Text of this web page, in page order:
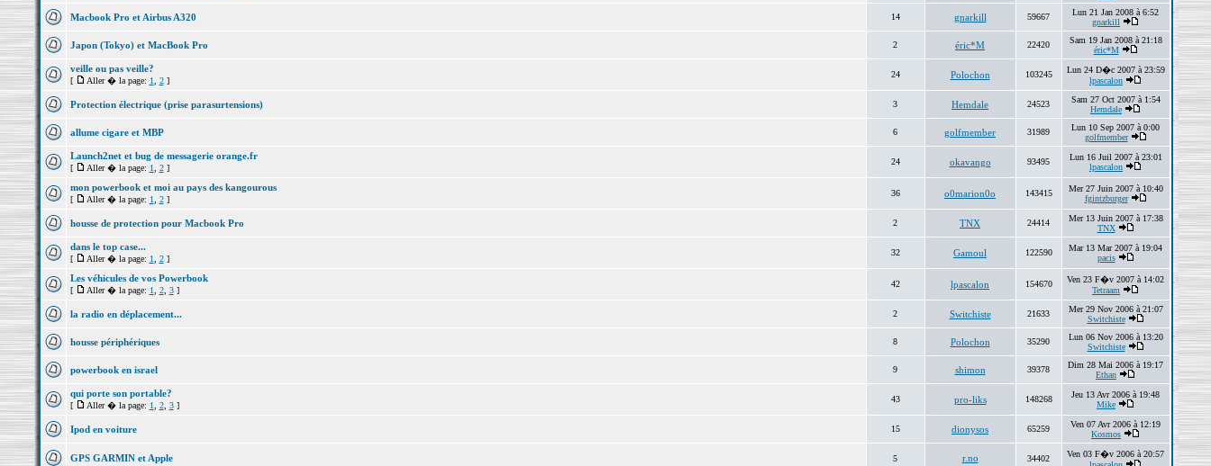
Macbook Pro et Airbus A320 14 gnarkill 59667
Lun 21 Jan 2008 à 6:52
gnarkill
Japon (Tokyo) et MacBook Pro 2 éric*M 22420
Sam 19 Jan 2008 à 21:18
éric*M
veille ou pas veille?
[ Aller � la page: 1 2]
24 Polochon 103245
Lun 24 D�c 2007 à 23:59
lpascalon
Protection électrique (prise parasurtensions) 3 Hemdale 24523
Sam 27 Oct 2007 à 1:54
Hemdale
allume cigare et MBP 6 golfmember 31989
Lun 10 Sep 2007 à 0:00
golfmember
Launch2net et bug de messagerie orange.fr
[ Aller � la page: 1 2]
24 okavango 93495
Lun 16 Juil 2007 à 23:01
lpascalon
mon powerbook et moi au pays des kangourous
[ Aller � la page: 1 2]
36 o0marion0o 143415
Mer 27 Juin 2007 à 10:40
fgintzburger
housse de protection pour Macbook Pro 2 TNX 24414
Mer 13 Juin 2007 à 17:38
TNX
dans le top case...
[ Aller � la page: 1 2]
32 Gamoul 122590
Mar 13 Mar 2007 à 19:04
pacis
Les véhicules de vos Powerbook
[ Aller � la page: 1 2, 3]
42 lpascalon 154670
Ven 23 F�v 2007 à 14:02
Tetraam
la radio en déplacement... 2 Switchiste 21633
Mer 29 Nov 2006 à 21:07
Switchiste
housse périphériques 8 Polochon 35290
Lun 06 Nov 2006 à 13:20
Switchiste
powerbook en israel 9 shimon 39378
Dim 28 Mai 2006 à 19:17
Ethan
qui porte son portable?
[ Aller � la page: 1 2, 3]
43 pro-liks 148268
Jeu 13 Avr 2006 à 19:48
Mike
Ipod en voiture 15 dionysos 65259
Ven 07 Avr 2006 à 12:19
Kosmos
GPS GARMIN et Apple 5 r.no 34402
Ven 03 F�v 2006 à 20:57